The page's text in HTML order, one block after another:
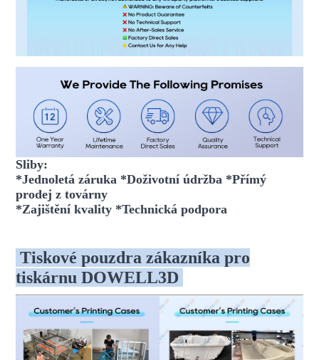
Sliby:
*Jednoletá záruka *Doživotní údržba *Přímý
prodej z továrny
*Zajištění kvality *Technická podpora
Tiskové pouzdra zákazníka pro
tiskárnu DOWELL3D